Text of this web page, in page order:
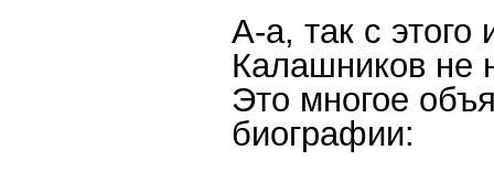
А-а, так с
Калашников не
Это многое
биографии: